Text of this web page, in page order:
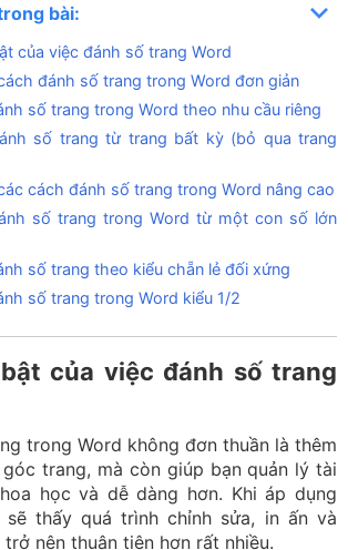
bài:
của việc đánh số trang Word
đánh số trang trong Word đơn giản
số trang trong Word theo nhu cầu riêng
số trang từ trang bất kỳ (bỏ qua trang
cách đánh số trang trong Word nâng cao
số trang trong Word từ một con số lớn
số trang theo kiểu chẵn lẻ đối xứng
số trang trong Word kiểu 1/2
của việc đánh số trang
trong Word không đơn thuần là thêm
trang, mà còn giúp bạn quản lý tài
học và dễ dàng hơn. Khi áp dụng
sẽ thấy quá trình chỉnh sửa, in ấn và
nên thuận tiện hơn rất nhiều.